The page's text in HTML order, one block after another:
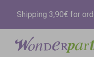
Shipping 3,90€ for